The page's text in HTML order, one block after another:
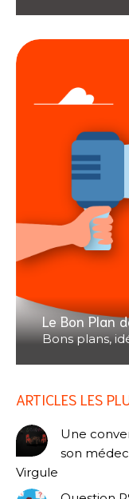
Le Bon Plan
Bons plans,
ARTICLES LES
Une
son
Virgule